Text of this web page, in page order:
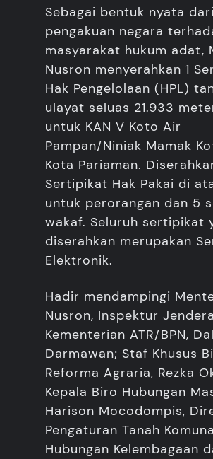
Sebagai bentuk nyata dari
pengakuan negara
masyarakat hukum adat,
Nusron menyerahkan 1
Hak Pengelolaan (HPL)
ulayat seluas 21.933
untuk KAN V Koto Air
Pampan/Niniak Mamak
Kota Pariaman.
Sertipikat Hak Pakai di
untuk perorangan dan 5
wakaf. Seluruh sertipikat
diserahkan merupakan
Elektronik.
Hadir mendampingi
Nusron, Inspektur
Kementerian ATR/BPN,
Darmawan; Staf Khusus
Reforma Agraria, Rezka
Kepala Biro Hubungan
Harison Mocodompis,
Pengaturan Tanah
Hubungan Kelembagaan